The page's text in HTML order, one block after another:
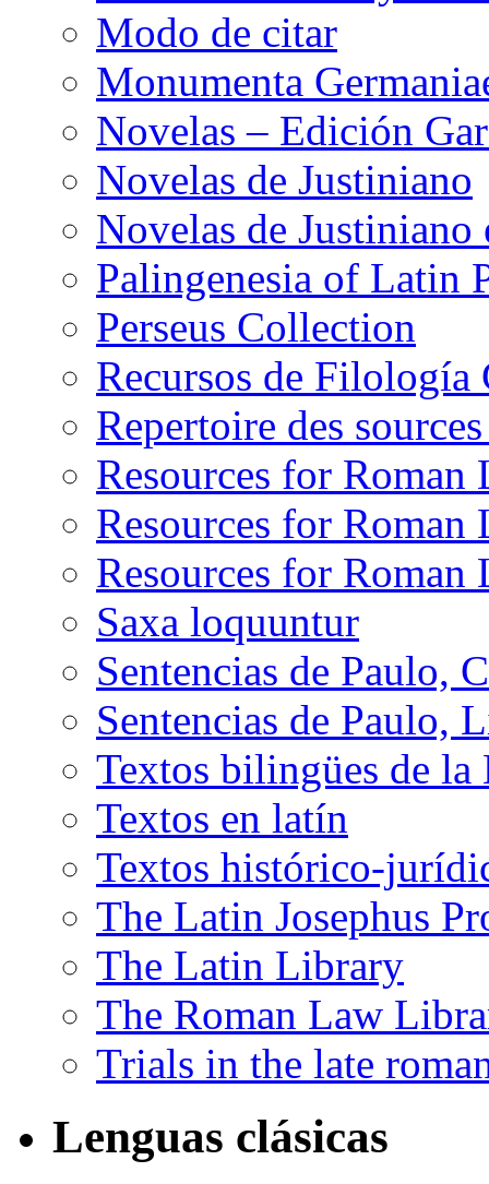
Modo de citar
Monumenta
Novelas – Edición
Novelas de Justiniano
Novelas de Justiniano
Palingenesia of Latin
Perseus Collection
Recursos de Filología
Repertoire des
Resources for Roman
Resources for
Resources for
Saxa loquuntur
Sentencias de Paulo,
Sentencias de Paulo,
Textos bilingües de
Textos en latín
Textos histórico-
The Latin Josephus
The Latin Library
The Roman Law
Trials in the late
Lenguas clásicas